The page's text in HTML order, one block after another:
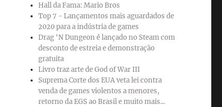
Hall da Fama: Mario Bros
Top 7 - Lançamentos mais aguardados de
2020 para a indústria de games
Drag 'N Dungeon é lançado no Steam com
desconto de estreia e demonstração
gratuita
Livro traz arte de God of War III
Suprema Corte dos EUA veta lei contra
venda de games violentos a menores,
retorno da EGS ao Brasil e muito mais...